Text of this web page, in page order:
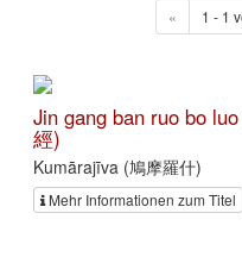
« 1 - 1
Jin gang ban ruo bo
經)
Kumārajīva (鳩摩羅什)
Mehr Informationen zum Titel